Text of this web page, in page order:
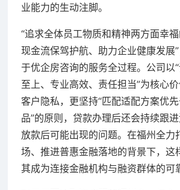
业能力的生动注脚。
“追求全体员工物质和精神两方面幸
现金流保驾护航、助力企业健康发展
于优企房咨询的服务全过程。公司以
至上、专业高效、责任担当”为核心
客户隐私，更坚持“匹配适配方案优
品”的原则，贷款办理后还会持续跟
放款后可能出现的问题。在福州全力
场、推进普惠金融落地的背景下，这
其成为连接金融机构与融资群体的可